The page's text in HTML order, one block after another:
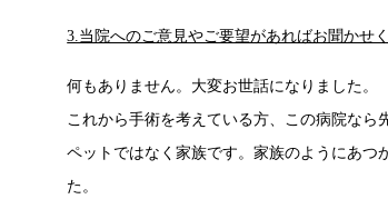
3.当院へのご意見やご要望があればお聞かせ
何もありません。大変お世話になりました。
これから手術を考えている方、この病院なら
ペットではなく家族です。家族のようにあつ
た。